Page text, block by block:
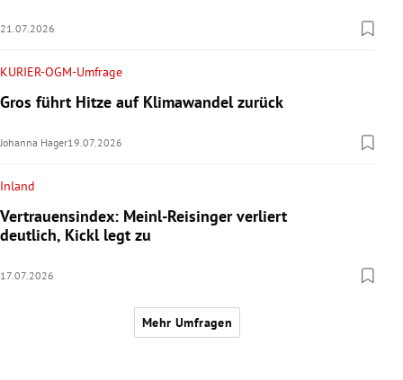
21.07.2026
KURIER-OGM-Umfrage
Gros führt Hitze auf Klimawandel zurück
Johanna Hager19.07.2026
Inland
Vertrauensindex: Meinl-Reisinger verliert
deutlich, Kickl legt zu
17.07.2026
Mehr Umfragen